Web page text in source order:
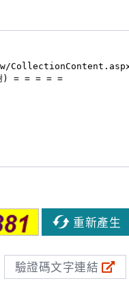
重新產生
驗證碼文字連結